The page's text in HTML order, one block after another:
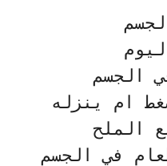
الجسم
ام ينزله
الملح
في الجسم